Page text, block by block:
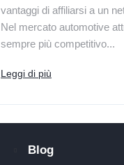
vantaggi di affiliarsi a un
Nel mercato automotive
sempre più competitivo...
Leggi di più
Blog